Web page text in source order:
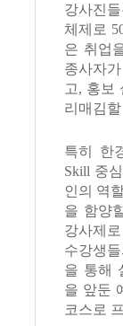
강사진
체제로
은 취업
종사자
고, 홍보
리매김
특히 한
Skill 중
인의 역
을 함양
강사제
수강생
을 통해
을 앞둔
코스로